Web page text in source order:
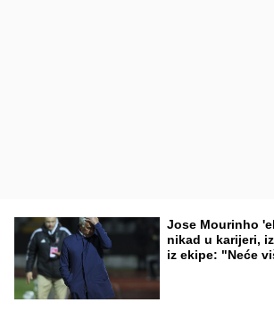
Jose Mourinho
nikad u karijeri,
iz ekipe: "Neće